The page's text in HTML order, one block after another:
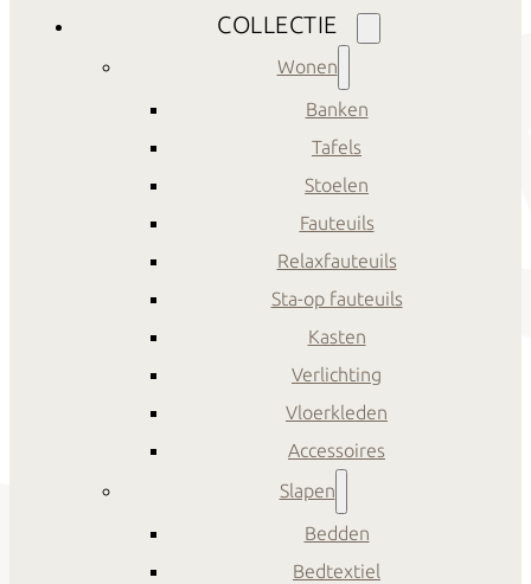
COLLECTIE
Wonen
Banken
Tafels
Stoelen
Fauteuils
Relaxfauteuils
Sta-op fauteuils
Kasten
Verlichting
Vloerkleden
Accessoires
Slapen
Bedden
Bedtextiel